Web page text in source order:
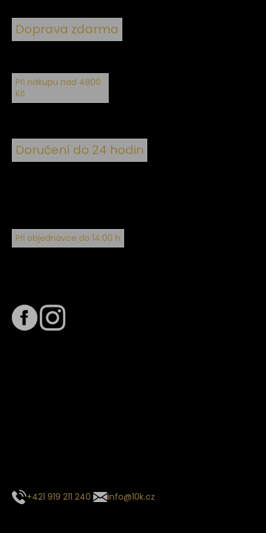
Doprava zdarma
Při nákupu nad 4800
Kč
Doručení do 24 hodin
Při objednávce do 14:00 h
+421 919 211 240 info@10k.cz